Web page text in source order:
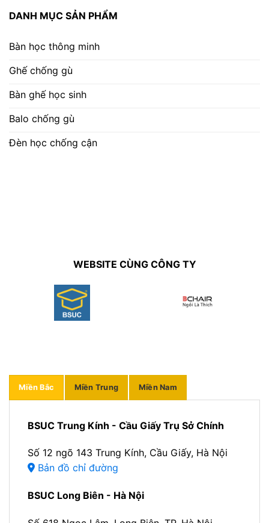
DANH MỤC SẢN PHẨM
Bàn học thông minh
Ghế chống gù
Bàn ghế học sinh
Balo chống gù
Đèn học chống cận
WEBSITE CÙNG CÔNG TY
Miền Bắc Miền Trung Miền Nam
BSUC Trung Kính - Cầu Giấy Trụ Sở Chính
Số 12 ngõ 143 Trung Kính, Cầu Giấy, Hà Nội
Bản đồ chỉ đường
BSUC Long Biên - Hà Nội